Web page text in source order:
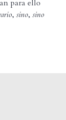
para ello
, sino, sino